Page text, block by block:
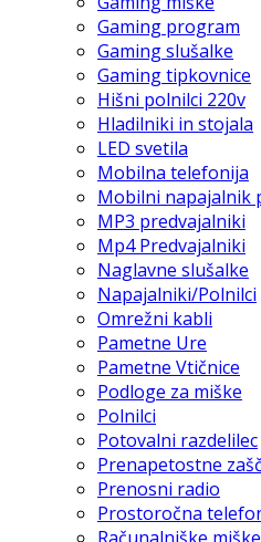
Gaming program
Gaming slušalke
Gaming tipkovnice
Hišni polnilci 220v
Hladilniki in stojala
LED svetila
Mobilna telefonija
Mobilni napajalnik
MP3 predvajalniki
Mp4 Predvajalniki
Naglavne slušalke
Napajalniki/Polnilci
Omrežni kabli
Pametne Ure
Pametne Vtičnice
Podloge za miške
Polnilci
Potovalni razdelilec
Prenapetostne
Prenosni radio
Prostoročna